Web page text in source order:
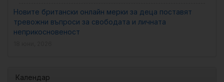
Новите британски онлайн мерки за деца поставят
тревожни въпроси за свободата и личната
неприкосновеност
Календар